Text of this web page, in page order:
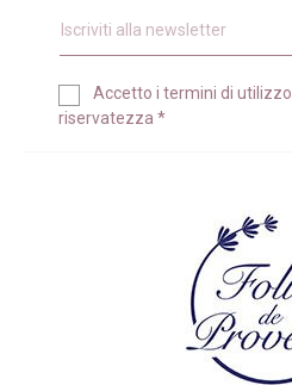
Accetto i termini di utilizzo
riservatezza *